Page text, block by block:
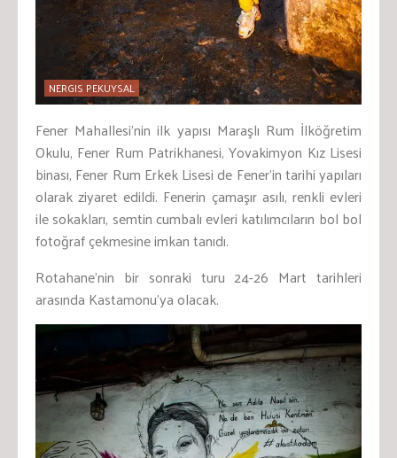
NERGIS PEKUYSAL
Fener Mahallesi’nin ilk yapısı Maraşlı Rum İlköğretim
Okulu, Fener Rum Patrikhanesi, Yovakimyon Kız Lisesi
binası, Fener Rum Erkek Lisesi de Fener’in tarihi yapıları
olarak ziyaret edildi. Fenerin çamaşır asılı, renkli evleri
ile sokakları, semtin cumbalı evleri katılımcıların bol bol
fotoğraf çekmesine imkan tanıdı.
Rotahane’nin bir sonraki turu 24-26 Mart tarihleri
arasında Kastamonu’ya olacak.